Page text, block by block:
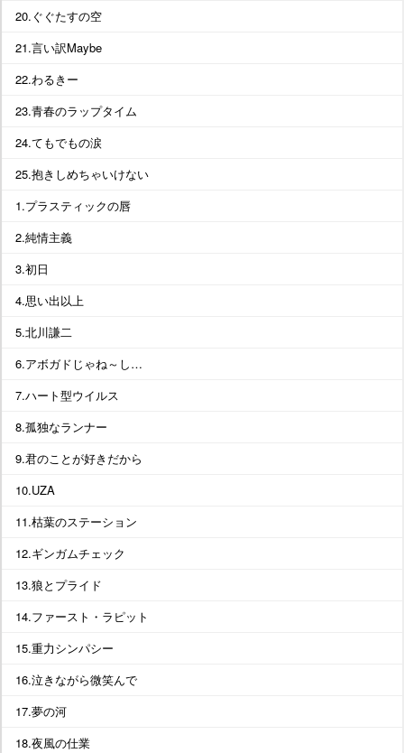
20.ぐぐたすの空
21.言い訳Maybe
22.わるきー
23.青春のラップタイム
24.てもでもの涙
25.抱きしめちゃいけない
1.プラスティックの唇
2.純情主義
3.初日
4.思い出以上
5.北川謙二
6.アボガドじゃね～し…
7.ハート型ウイルス
8.孤独なランナー
9.君のことが好きだから
10.UZA
11.枯葉のステーション
12.ギンガムチェック
13.狼とプライド
14.ファースト・ラピット
15.重力シンパシー
16.泣きながら微笑んで
17.夢の河
18.夜風の仕業